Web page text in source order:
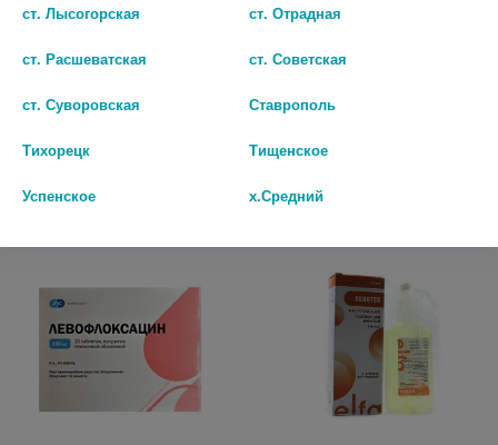
ЛЕВОФЛОКСАЦИН КАПЛИ
ГЛАЗНЫЕ 0,5% 5МЛ ФЛ-КАП
КОРФЕЦИН-СОЛОФАРМ
КАПЛИ ГЛАЗ. 0,5% 5МЛ. №1 /
121
ст. Лысогорская ст. Отрадная
ст. Расшеватская ст. Советская
ст. Суворовская Ставрополь
Тихорецк Тищенское
Успенское х.Средний